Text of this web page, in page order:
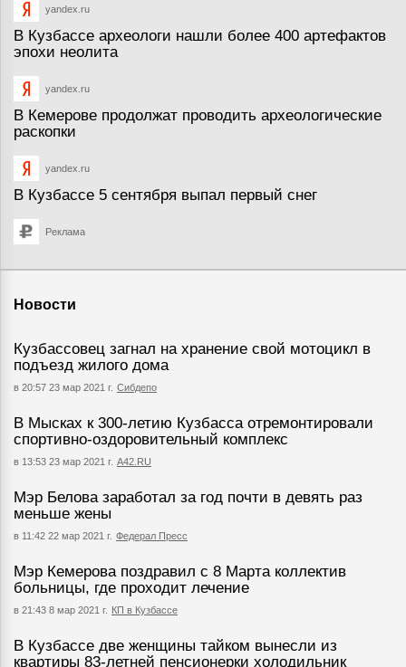
yandex.ru
В Кузбассе археологи нашли более 400 артефактов
эпохи неолита
yandex.ru
В Кемерове продолжат проводить археологические
раскопки
yandex.ru
В Кузбассе 5 сентября выпал первый снег
Реклама
Новости
Кузбассовец загнал на хранение свой мотоцикл в
подъезд жилого дома
в 20:57 23 мар 2021 г. Сибдепо
В Мысках к 300-летию Кузбасса отремонтировали
спортивно-оздоровительный комплекс
в 13:53 23 мар 2021 г. А42.RU
Мэр Белова заработал за год почти в девять раз
меньше жены
в 11:42 22 мар 2021 г. Федерал Пресс
Мэр Кемерова поздравил с 8 Марта коллектив
больницы, где проходит лечение
в 21:43 8 мар 2021 г. КП в Кузбассе
В Кузбассе две женщины тайком вынесли из
квартиры 83-летней пенсионерки холодильник